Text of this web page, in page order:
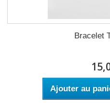
Bracelet
Ajouter au